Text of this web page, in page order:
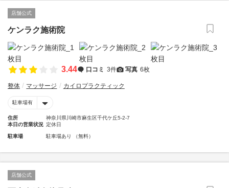
店舗公式
ケンラク施術院
3.44 口コミ 3件 写真 6枚
整体 マッサージ カイロプラクティック
駐車場有
住所
神奈川県川崎市麻生区千代ケ丘5-2-7
本日の営業状況 定休日
駐車場 駐車場あり （無料）
店舗公式